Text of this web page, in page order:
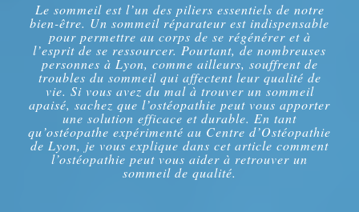
Le sommeil est l’un des piliers essentiels de notre
bien-être. Un sommeil réparateur est indispensable
pour permettre au corps de se régénérer et à
l’esprit de se ressourcer. Pourtant, de nombreuses
personnes à Lyon, comme ailleurs, souffrent de
troubles du sommeil qui affectent leur qualité de
vie. Si vous avez du mal à trouver un sommeil
apaisé, sachez que l’ostéopathie peut vous apporter
une solution efficace et durable. En tant
qu’ostéopathe expérimenté au Centre d’Ostéopathie
de Lyon, je vous explique dans cet article comment
l’ostéopathie peut vous aider à retrouver un
sommeil de qualité.